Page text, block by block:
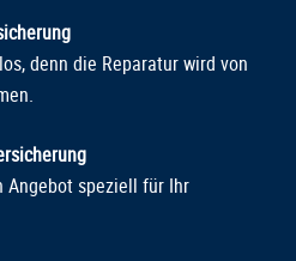
denn die Reparatur wird von
Angebot speziell für Ihr